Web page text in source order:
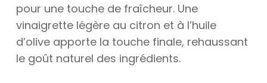
pour une touche de fraîcheur. Une
vinaigrette légère au citron et à l’huile
d’olive apporte la touche finale, rehaussant
le goût naturel des ingrédients.